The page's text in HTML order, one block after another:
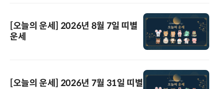
[오늘의 운세] 2026년 8월 7일 띠별
운세
[오늘의 운세] 2026년 7월 31일 띠별